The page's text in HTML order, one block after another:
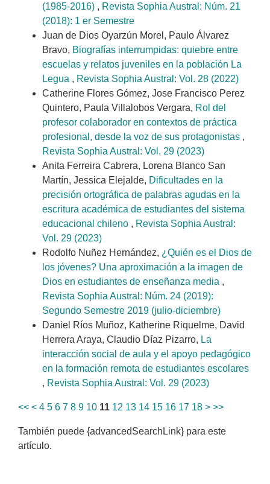
(1985-2016) , Revista Sophia Austral: Núm. 21
(2018): 1 er Semestre
Juan de Dios Oyarzún Morel, Paulo Álvarez
Bravo, Biografías interrumpidas: quiebre entre
escuelas y relatos juveniles en la población La
Legua , Revista Sophia Austral: Vol. 28 (2022)
Catherine Flores Gómez, Jose Francisco Perez
Quintero, Paula Villalobos Vergara, Rol del
profesor colaborador en contextos de práctica
profesional, desde la voz de sus protagonistas ,
Revista Sophia Austral: Vol. 29 (2023)
Anita Ferreira Cabrera, Lorena Blanco San
Martín, Jessica Elejalde, Dificultades en la
precisión ortográfica de palabras agudas en la
escritura académica de estudiantes del sistema
educacional chileno , Revista Sophia Austral:
Vol. 29 (2023)
Rodolfo Nuñez Hernández, ¿Quién es el Dios de
los jóvenes? Una aproximación a la imagen de
Dios en estudiantes de enseñanza media ,
Revista Sophia Austral: Núm. 24 (2019):
Segundo Semestre 2019 (julio-diciembre)
Daniel Ríos Muñoz, Katherine Riquelme, David
Herrera Araya, Claudio Díaz Pizarro, La
interacción social de aula y el apoyo pedagógico
en la formación remota de estudiantes escolares
, Revista Sophia Austral: Vol. 29 (2023)
<< < 4 5 6 7 8 9 10 11 12 13 14 15 16 17 18 > >>
También puede {advancedSearchLink} para este
artículo.